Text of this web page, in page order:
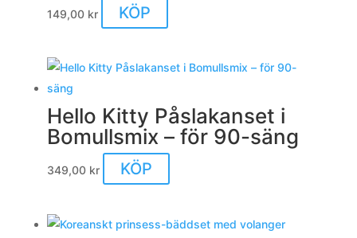
149,00 kr KÖP
Hello Kitty Påslakanset i
Bomullsmix – för 90-säng
349,00 kr KÖP